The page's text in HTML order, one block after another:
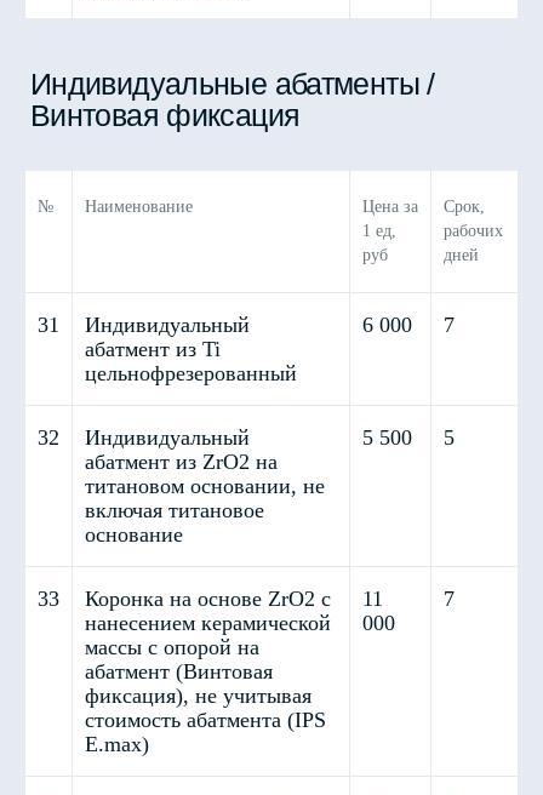
№ Наименование
Цена за
1 ед,
руб
Срок,
рабочих
дней
31
Индивидуальный
абатмент из Ti
цельнофрезерованный
6 000 7
32
Индивидуальный
абатмент из ZrO2 на
титановом основании, не
включая титановое
основание
5 500 5
33
Коронка на основе ZrO2 с
нанесением керамической
массы с опорой на
абатмент (Винтовая
фиксация), не учитывая
стоимость абатмента (IPS
E.max)
11
000
7